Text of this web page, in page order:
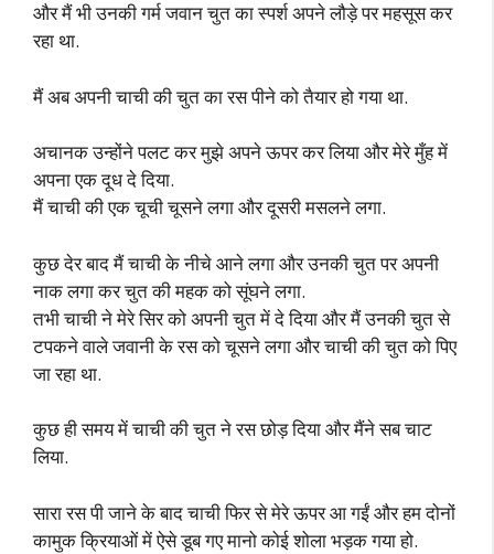
और मैं भी उनकी गर्म जवान चुत का स्पर्श अपने लौड़े पर महसूस कर
रहा था.
मैं अब अपनी चाची की चुत का रस पीने को तैयार हो गया था.
अचानक उन्होंने पलट कर मुझे अपने ऊपर कर लिया और मेरे मुँह में
अपना एक दूध दे दिया.
मैं चाची की एक चूची चूसने लगा और दूसरी मसलने लगा.
कुछ देर बाद मैं चाची के नीचे आने लगा और उनकी चुत पर अपनी
नाक लगा कर चुत की महक को सूंघने लगा.
तभी चाची ने मेरे सिर को अपनी चुत में दे दिया और मैं उनकी चुत से
टपकने वाले जवानी के रस को चूसने लगा और चाची की चुत को पिए
जा रहा था.
कुछ ही समय में चाची की चुत ने रस छोड़ दिया और मैंने सब चाट
लिया.
सारा रस पी जाने के बाद चाची फिर से मेरे ऊपर आ गईं और हम दोनों
कामुक क्रियाओं में ऐसे डूब गए मानो कोई शोला भड़क गया हो.